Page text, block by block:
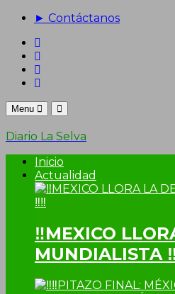
► Contáctanos
Menu
Diario La Selva
Inicio
Actualidad
‼MEXICO
MUNDIALISTA